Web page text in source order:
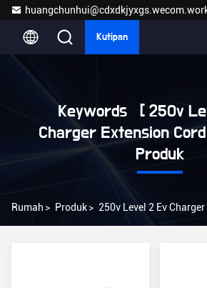
Kutipan
Keywords [ 250v
Charger Extension
Produk
Rumah > Produk>